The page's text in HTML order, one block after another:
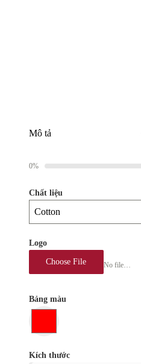
Mô tả
0%
Chất liệu
Cotton
Logo
Choose File No file chosen
Bảng màu
Kích thước